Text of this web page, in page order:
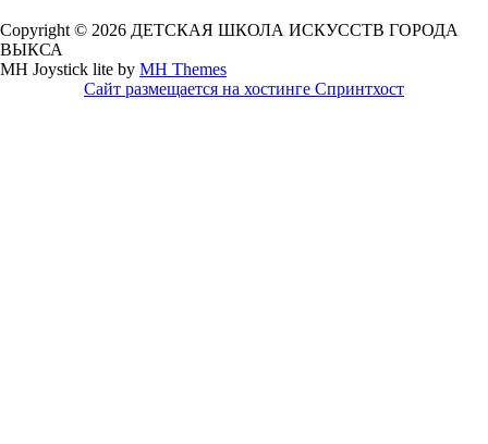
Copyright © 2026 ДЕТСКАЯ ШКОЛА ИСКУССТВ ГОРОДА
ВЫКСА
MH Joystick lite by MH Themes
Сайт размещается на хостинге Спринтхост